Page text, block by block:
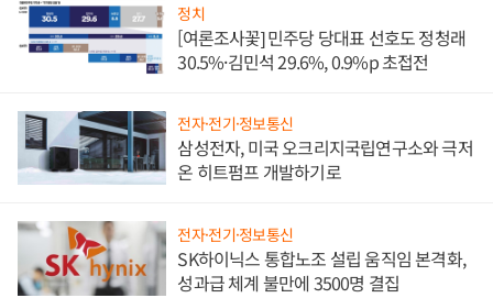
정치
[여론조사꽃] 민주당 당대표 선호도 정청래
30.5%·김민석 29.6%, 0.9%p 초접전
전자·전기·정보통신
삼성전자, 미국 오크리지국립연구소와 극저
온 히트펌프 개발하기로
전자·전기·정보통신
SK하이닉스 통합노조 설립 움직임 본격화,
성과급 체계 불만에 3500명 결집